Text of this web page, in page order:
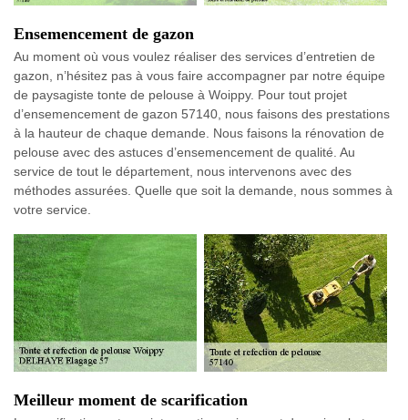
Ensemencement de gazon
Au moment où vous voulez réaliser des services d’entretien de
gazon, n’hésitez pas à vous faire accompagner par notre équipe
de paysagiste tonte de pelouse à Woippy. Pour tout projet
d’ensemencement de gazon 57140, nous faisons des prestations
à la hauteur de chaque demande. Nous faisons la rénovation de
pelouse avec des astuces d’ensemencement de qualité. Au
service de tout le département, nous intervenons avec des
méthodes assurées. Quelle que soit la demande, nous sommes à
votre service.
Meilleur moment de scarification